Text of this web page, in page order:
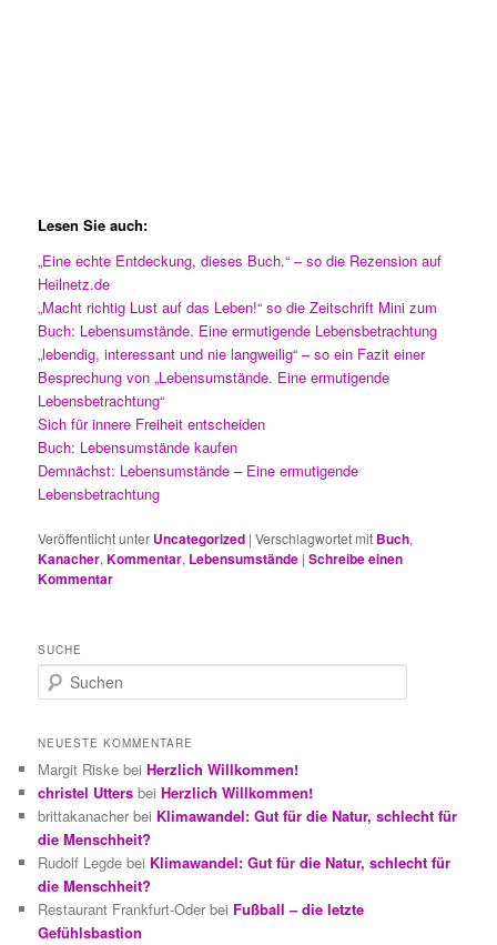
Lesen Sie auch:
„Eine echte Entdeckung, dieses Buch.“ – so die Rezension auf
Heilnetz.de
„Macht richtig Lust auf das Leben!“ so die Zeitschrift Mini zum
Buch: Lebensumstände. Eine ermutigende Lebensbetrachtung
„lebendig, interessant und nie langweilig“ – so ein Fazit einer
Besprechung von „Lebensumstände. Eine ermutigende
Lebensbetrachtung“
Sich für innere Freiheit entscheiden
Buch: Lebensumstände kaufen
Demnächst: Lebensumstände – Eine ermutigende
Lebensbetrachtung
Veröffentlicht unter Uncategorized |Verschlagwortet mit Buch,
Kanacher,Kommentar, Lebensumstände |Schreibe einen
Kommentar
SUCHE
u
h
n
NEUESTE KOMMENTARE
Margit Riske beiHerzlich Willkommen!
christel Utters beiHerzlich Willkommen!
brittakanacher bei Klimawandel: Gut für die Natur, schlecht für
die Menschheit?
Rudolf Legde bei Klimawandel: Gut für die Natur, schlecht für
die Menschheit?
Restaurant Frankfurt-Oder bei Fußball – die letzte
Gefühlsbastion